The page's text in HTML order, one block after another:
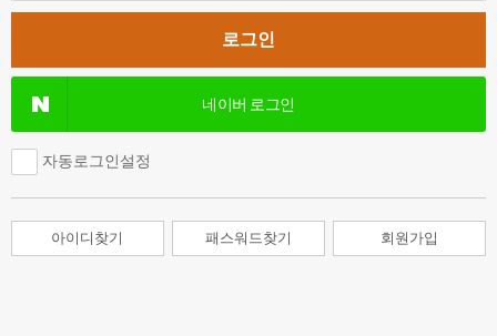
네이버 로그인
자동로그인설정
아이디찾기 패스워드찾기 회원가입